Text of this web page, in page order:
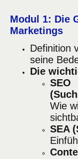
Modul 1: Die
Marketings
Definition
seine
Die
SEO
Wie
SEA